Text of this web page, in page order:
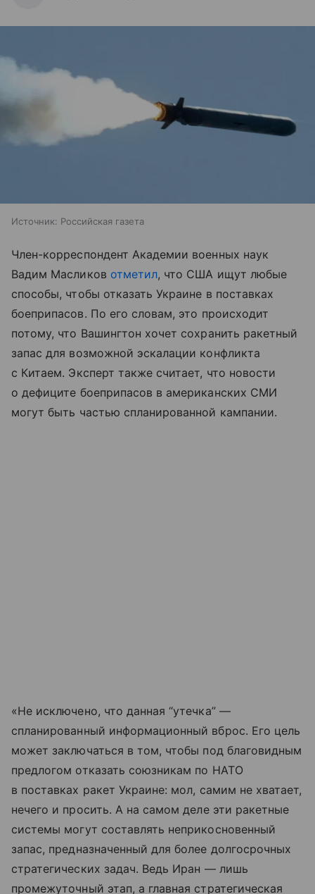
Источник: Российская газета
Член-корреспондент Академии военных наук
Вадим Масликов отметил, что США ищут любые
способы, чтобы отказать Украине в поставках
боеприпасов. По его словам, это происходит
потому, что Вашингтон хочет сохранить ракетный
запас для возможной эскалации конфликта
с Китаем. Эксперт также считает, что новости
о дефиците боеприпасов в американских СМИ
могут быть частью спланированной кампании.
«Не исключено, что данная “утечка” —
спланированный информационный вброс. Его цель
может заключаться в том, чтобы под благовидным
предлогом отказать союзникам по НАТО
в поставках ракет Украине: мол, самим не хватает,
нечего и просить. А на самом деле эти ракетные
системы могут составлять неприкосновенный
запас, предназначенный для более долгосрочных
стратегических задач. Ведь Иран — лишь
промежуточный этап, а главная стратегическая